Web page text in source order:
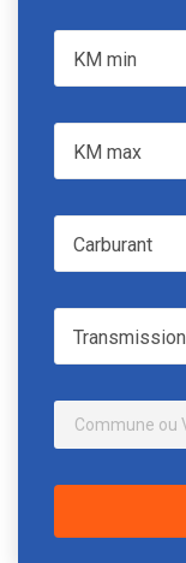
KM min
KM max
CarburantCarburant
TransmissionTransmission